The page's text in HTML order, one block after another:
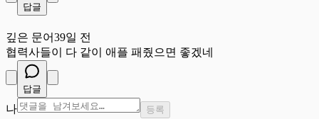
답글
깊은 문어39일 전
협력사들이 다 같이 애플 패줬으면 좋겠네
답글
나 등록